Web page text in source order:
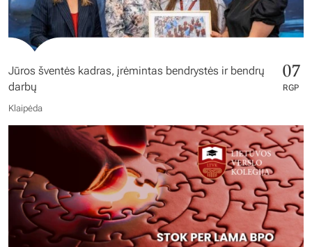
Jūros šventės kadras, įrėmintas bendrystės ir bendrų
darbų
07
RGP
Klaipėda